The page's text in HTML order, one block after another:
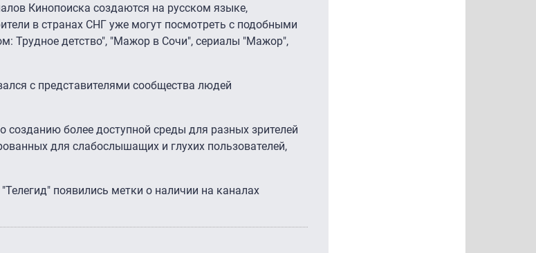
Кинопоиска создаются на русском языке,
в странах СНГ уже могут посмотреть с подобными
Трудное детство", "Мажор в Сочи", сериалы "Мажор",
с представителями сообщества людей
более доступной среды для разных зрителей
для слабослышащих и глухих пользователей,
появились метки о наличии на каналах